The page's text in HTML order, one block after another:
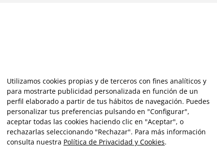
Utilizamos cookies propias y de terceros con fines analíticos y
para mostrarte publicidad personalizada en función de un
perfil elaborado a partir de tus hábitos de navegación. Puedes
personalizar tus preferencias pulsando en "Configurar",
aceptar todas las cookies haciendo clic en "Aceptar", o
rechazarlas seleccionando "Rechazar". Para más información
consulta nuestra Política de Privacidad y Cookies.